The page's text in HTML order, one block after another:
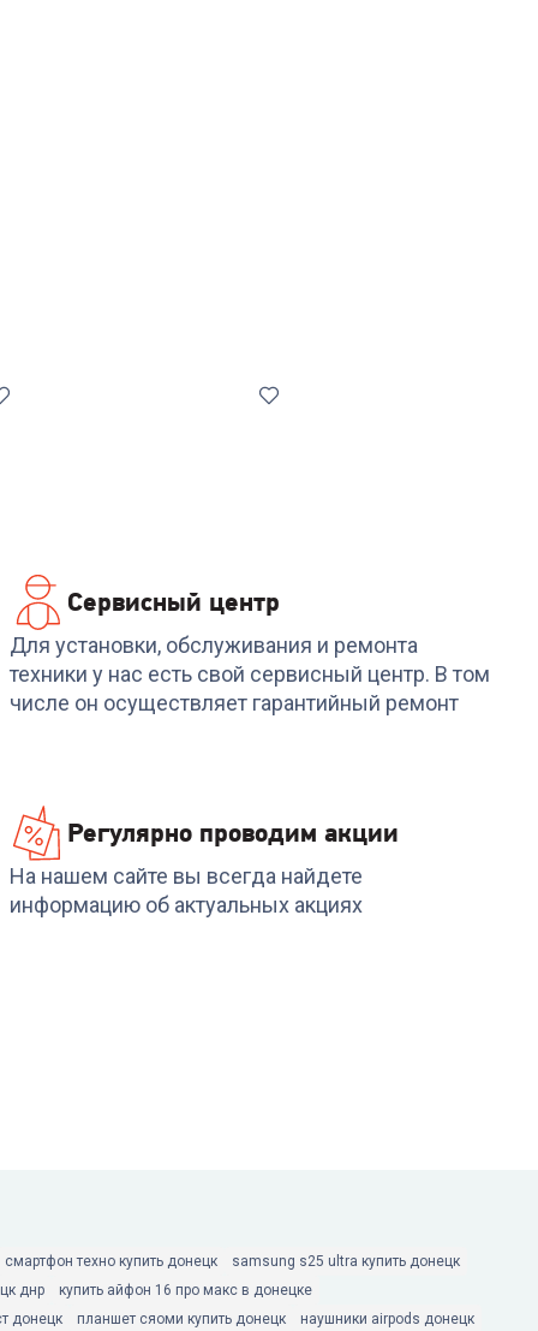
Код:00-00014568
Телевизор SAMSUNG
UE75U8000FUXRU
+2 549 бонусов
QE55Q8FAAUXRU
+2 549бонусов
Сервисный центр
Для установки, обслуживания и ремонта
техники у нас есть свой сервисный центр. В том
числе он осуществляет гарантийный ремонт
Регулярно проводим акции
На нашем сайте вы всегда найдете
информацию об актуальных акциях
смартфон техно купить донецк
samsung s25 ultra купить донецк
днр
купить айфон 16 про макс в донецке
донецк планшет сяоми купить донецк наушники airpods донецк